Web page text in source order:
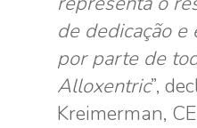
de dedicação e
por parte de
Alloxentric”,
Kreimerman,